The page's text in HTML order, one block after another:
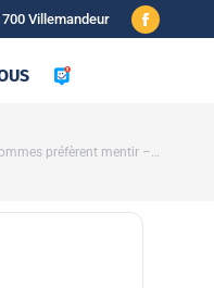
Villemandeur
Facebook
préfèrent mentir –…